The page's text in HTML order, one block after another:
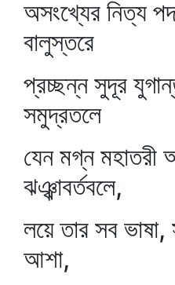
অসংখ্যের নিত্য
বালুস্তরে
প্রচ্ছন্ন সুদূর
সমুদ্রতলে
যেন মগ্ন মহাতরী
ঝঞ্ঝাবর্তবলে,
লয়ে তার সব ভাষা,
আশা,